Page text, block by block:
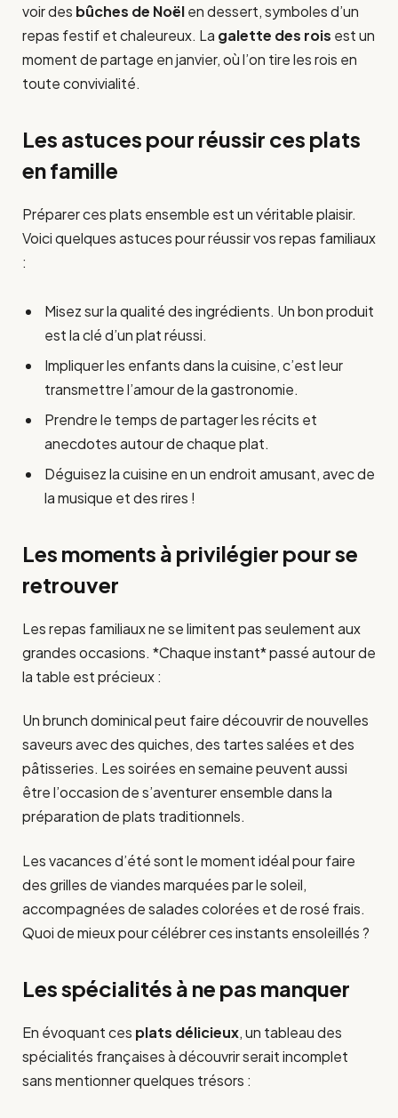
voir des bûches de Noëlen dessert, symboles d’un
repas festif et chaleureux. La galette des rois est un
moment de partage en janvier, où l’on tire les rois en
toute convivialité.
Les astuces pour réussir ces plats
en famille
Préparer ces plats ensemble est un véritable plaisir.
Voici quelques astuces pour réussir vos repas familiaux
:
Misez sur la qualité des ingrédients. Un bon produit
est la clé d’un plat réussi.
Impliquer les enfants dans la cuisine, c’est leur
transmettre l’amour de la gastronomie.
Prendre le temps de partager les récits et
anecdotes autour de chaque plat.
Déguisez la cuisine en un endroit amusant, avec de
la musique et des rires !
Les moments à privilégier pour se
retrouver
Les repas familiaux ne se limitent pas seulement aux
grandes occasions. *Chaque instant* passé autour de
la table est précieux :
Un brunch dominical peut faire découvrir de nouvelles
saveurs avec des quiches, des tartes salées et des
pâtisseries. Les soirées en semaine peuvent aussi
être l’occasion de s’aventurer ensemble dans la
préparation de plats traditionnels.
Les vacances d’été sont le moment idéal pour faire
des grilles de viandes marquées par le soleil,
accompagnées de salades colorées et de rosé frais.
Quoi de mieux pour célébrer ces instants ensoleillés ?
Les spécialités à ne pas manquer
En évoquant ces plats délicieux, un tableau des
spécialités françaises à découvrir serait incomplet
sans mentionner quelques trésors :